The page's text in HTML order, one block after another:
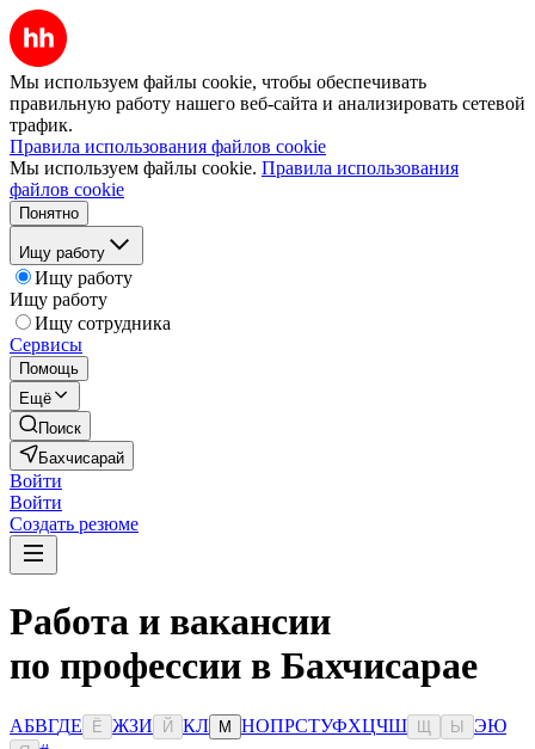
Мы используем файлы cookie, чтобы обеспечивать
правильную работу нашего веб-сайта и анализировать сетевой
трафик.
Правила использования файлов cookie
Мы используем файлы cookie. Правила использования
файлов cookie
Понятно
Ищу работу
Ищу работу
Ищу работу
Ищу сотрудника
Сервисы
Помощь
Ещё
Поиск
Бахчисарай
Войти
Войти
Создать резюме
Работа и вакансии
по профессии в Бахчисарае
АБВГДЕ Ё ЖЗИ Й КЛ М НОПРСТУФХЦЧШ Ы ЭЮ